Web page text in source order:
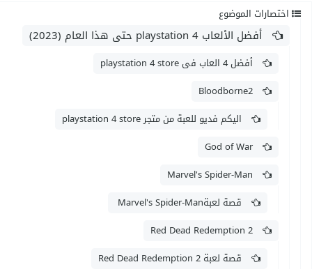
اختصارات الموضوع
أفضل الألعاب playstation 4 حتى هذا العام (2023)
أفضل 4 العاب فى playstation 4 store
اليكم فديو للعبة من متجر playstation 4 store
قصة لعبةMarvel's Spider-Man
قصة لعبة Red Dead Redemption 2